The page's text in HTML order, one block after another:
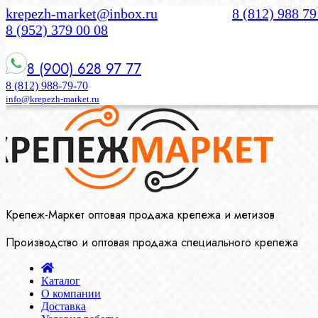
krepezh-market@inbox.ru
8 (812) 988
8 (952) 379 00 08
8 (900) 628 97 77
8 (812) 988-79-70
info@krepezh-market.ru
Крепеж-Маркет оптовая продажа крепежа и метизов
Производство и оптовая продажа специального крепежа
Каталог
О компании
Доставка